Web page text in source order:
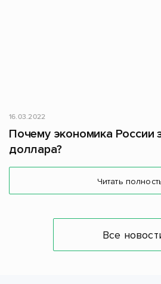
16.03.2022
Почему экономика России
доллара?
Читать
Все